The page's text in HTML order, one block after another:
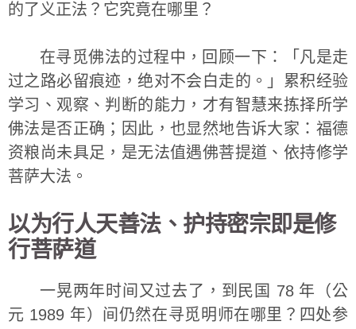
的了义正法？它究竟在哪里？
在寻觅佛法的过程中，回顾一下：「凡是走
过之路必留痕迹，绝对不会白走的。」累积经验
学习、观察、判断的能力，才有智慧来拣择所学
佛法是否正确；因此，也显然地告诉大家：福德
资粮尚未具足，是无法值遇佛菩提道、依持修学
菩萨大法。
以为行人天善法、护持密宗即是修
行菩萨道
一晃两年时间又过去了，到民国 78 年（公
元 1989 年）间仍然在寻觅明师在哪里？四处参